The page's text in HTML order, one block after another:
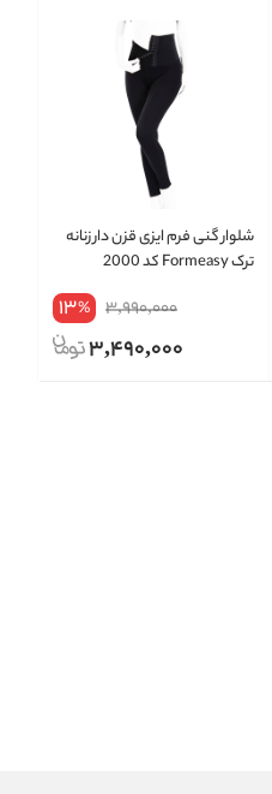
شلوار گنی فرم ایزی قزن دار زنانه
ترک Formeasy کد 2000
3,990,000
13%
3,490,000